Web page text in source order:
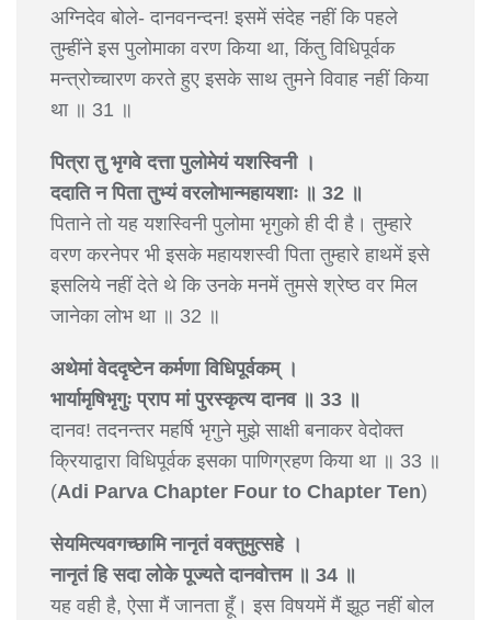
अग्निदेव बोले- दानवनन्दन! इसमें संदेह नहीं कि पहले
तुम्हींने इस पुलोमाका वरण किया था, किंतु विधिपूर्वक
मन्त्रोच्चारण करते हुए इसके साथ तुमने विवाह नहीं किया
था ॥ 31 ॥
पित्रा तु भृगवे दत्ता पुलोमेयं यशस्विनी ।
ददाति न पिता तुभ्यं वरलोभान्महायशाः ॥ 32 ॥
पिताने तो यह यशस्विनी पुलोमा भृगुको ही दी है। तुम्हारे
वरण करनेपर भी इसके महायशस्वी पिता तुम्हारे हाथमें इसे
इसलिये नहीं देते थे कि उनके मनमें तुमसे श्रेष्ठ वर मिल
जानेका लोभ था ॥ 32 ॥
अथेमां वेददृष्टेन कर्मणा विधिपूर्वकम् ।
भार्यामृषिभृगुः प्राप मां पुरस्कृत्य दानव ॥ 33 ॥
दानव! तदनन्तर महर्षि भृगुने मुझे साक्षी बनाकर वेदोक्त
क्रियाद्वारा विधिपूर्वक इसका पाणिग्रहण किया था ॥ 33 ॥
(Adi Parva Chapter Four to Chapter Ten)
सेयमित्यवगच्छामि नानृतं वक्तुमुत्सहे ।
नानृतं हि सदा लोके पूज्यते दानवोत्तम ॥ 34 ॥
यह वही है, ऐसा मैं जानता हूँ। इस विषयमें मैं झूठ नहीं बोल